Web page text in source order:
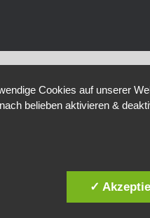
Cookies auf unserer
belieben aktivieren &
✓